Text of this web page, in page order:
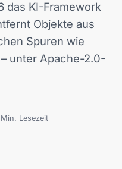
das KI-Framework
Objekte aus
Spuren wie
unter Apache-2.0-
Lesezeit